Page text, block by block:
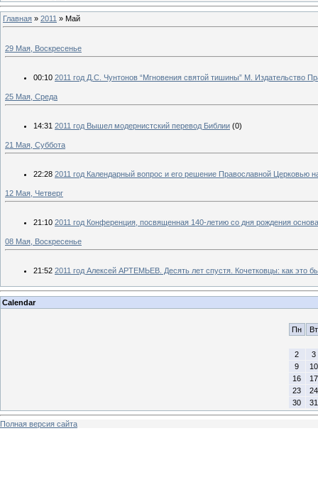
Главная » 2011 » Май
29 Мая, Воскресенье
00:10 2011 год Д.С. Чунтонов “Мгновения святой тишины” М. Издательство
25 Мая, Среда
14:31 2011 год Вышел модернистский перевод Библии (0)
21 Мая, Суббота
22:28 2011 год Календарный вопрос и его решение Православной Церковью
12 Мая, Четверг
21:10 2011 год Конференция, посвященная 140-летию со дня рождения
08 Мая, Воскресенье
21:52 2011 год Алексей АРТЕМЬЕВ. Десять лет спустя. Кочетковцы: как это
Calendar
Пн Вт
2
3
9
10
16
17
23
24
30
31
Полная версия сайта